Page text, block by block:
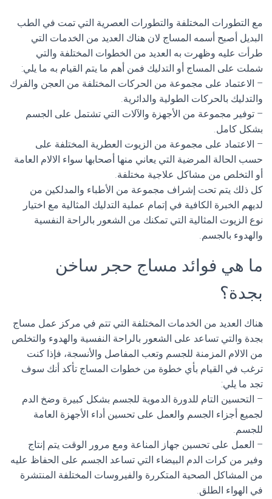
مع التطورات المختلفة والتطورات العصرية التي تمت في الطب
البديل أصبح أسمه المساج لان هناك العديد من الخدمات التي
طرأت عليه وظهرت به العديد من الخطوات المختلفة والتي
شملت على المساج أو التدليك فمن أهم ما يتم القيام به ما يلي:
– الاعتماد على مجموعة من الحركات المختلفة من العجن والفرك
والتدليك بالحركات الطولية والدائرية.
– توفير مجموعة من الأجهزة والآلات التي تشتمل على الجسم
بشكل كامل.
– الاعتماد على مجموعة من الزيوت العطرية المختلفة على
حسب الحالة المرضية التي يعاني منها أصحابها سواء الالام العامة
أو التخلص من مشاكل علاجية مختلفة.
كل ذلك يتم تحت إشراف مجموعة من الأطباء والمدلكين من
لديهم الخبرة الكافية في إتمام عملية التدليك المثالية مع اختيار
نوع الزيوت المثالية التي تمكنك من الشعور بالراحة النفسية
والهدوء بالجسم.
ما هي فوائد مساج حجر ساخن
بجدة؟
هناك العديد من الخدمات المختلفة التي تتم في مركز عمل مساج
بجدة والتي تساعد على الشعور بالراحة النفسية والهدوء والتخلص
من الالام المزمنة للجسم وتعب المفاصل والأنسجة، فإذا كنت
ترغب في القيام بأي خطوة من خطوات المساج تأكد أنك سوف
تجد ما يلي:
– التحسين التام للدورة الدموية للجسم بشكل كبيرة وضخ الدم
لجميع أجزاء الجسم والعمل على تحسين أداء الأجهزة العامة
للجسم.
– العمل على تحسين جهاز المناعة ومع مرور الوقت يتم إنتاج
وفير من كرات الدم البيضاء التي تساعد الجسم على الحفاظ عليه
من المشاكل الصحية المتكررة والفيروسات المختلفة المنتشرة
في الهواء الطلق.